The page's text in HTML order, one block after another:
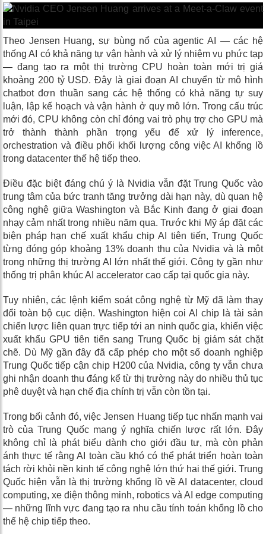
Theo Jensen Huang, sự bùng nổ của agentic AI — các hệ
thống AI có khả năng tự vận hành và xử lý nhiệm vụ phức tạp
— đang tạo ra một thị trường CPU hoàn toàn mới trị giá
khoảng 200 tỷ USD. Đây là giai đoạn AI chuyển từ mô hình
chatbot đơn thuần sang các hệ thống có khả năng tự suy
luận, lập kế hoạch và vận hành ở quy mô lớn. Trong cấu trúc
mới đó, CPU không còn chỉ đóng vai trò phụ trợ cho GPU mà
trở thành thành phần trọng yếu để xử lý inference,
orchestration và điều phối khối lượng công việc AI khổng lồ
trong datacenter thế hệ tiếp theo.
Điều đặc biệt đáng chú ý là Nvidia vẫn đặt Trung Quốc vào
trung tâm của bức tranh tăng trưởng dài hạn này, dù quan hệ
công nghệ giữa Washington và Bắc Kinh đang ở giai đoạn
nhạy cảm nhất trong nhiều năm qua. Trước khi Mỹ áp đặt các
biện pháp hạn chế xuất khẩu chip AI tiên tiến, Trung Quốc
từng đóng góp khoảng 13% doanh thu của Nvidia và là một
trong những thị trường AI lớn nhất thế giới. Công ty gần như
thống trị phân khúc AI accelerator cao cấp tại quốc gia này.
Tuy nhiên, các lệnh kiểm soát công nghệ từ Mỹ đã làm thay
đổi toàn bộ cục diện. Washington hiện coi AI chip là tài sản
chiến lược liên quan trực tiếp tới an ninh quốc gia, khiến việc
xuất khẩu GPU tiên tiến sang Trung Quốc bị giám sát chặt
chẽ. Dù Mỹ gần đây đã cấp phép cho một số doanh nghiệp
Trung Quốc tiếp cận chip H200 của Nvidia, công ty vẫn chưa
ghi nhận doanh thu đáng kể từ thị trường này do nhiều thủ tục
phê duyệt và hạn chế địa chính trị vẫn còn tồn tại.
Trong bối cảnh đó, việc Jensen Huang tiếp tục nhấn mạnh vai
trò của Trung Quốc mang ý nghĩa chiến lược rất lớn. Đây
không chỉ là phát biểu dành cho giới đầu tư, mà còn phản
ánh thực tế rằng AI toàn cầu khó có thể phát triển hoàn toàn
tách rời khỏi nền kinh tế công nghệ lớn thứ hai thế giới. Trung
Quốc hiện vẫn là thị trường khổng lồ về AI datacenter, cloud
computing, xe điện thông minh, robotics và AI edge computing
— những lĩnh vực đang tạo ra nhu cầu tính toán khổng lồ cho
thế hệ chip tiếp theo.